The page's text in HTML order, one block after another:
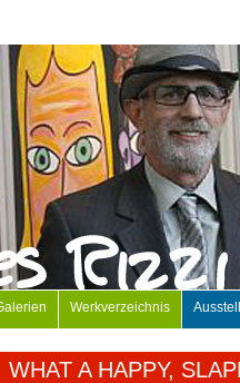
Werkverzeichnis
WHAT A HAPPY,